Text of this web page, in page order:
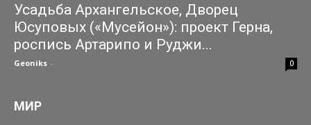
Усадьба Архангельское, Дворец
Юсуповых («Мусейон»): проект Герна,
роспись Артарипо и Руджи...
Geoniks - 0
МИР